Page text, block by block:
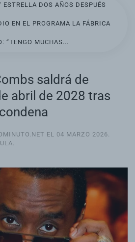
DOS AÑOS DESPUÉS
EN EL PROGRAMA LA FÁBRICA
“TENGO MUCHAS...
saldrá de
abril de 2028 tras
EL 04 MARZO 2026.
.